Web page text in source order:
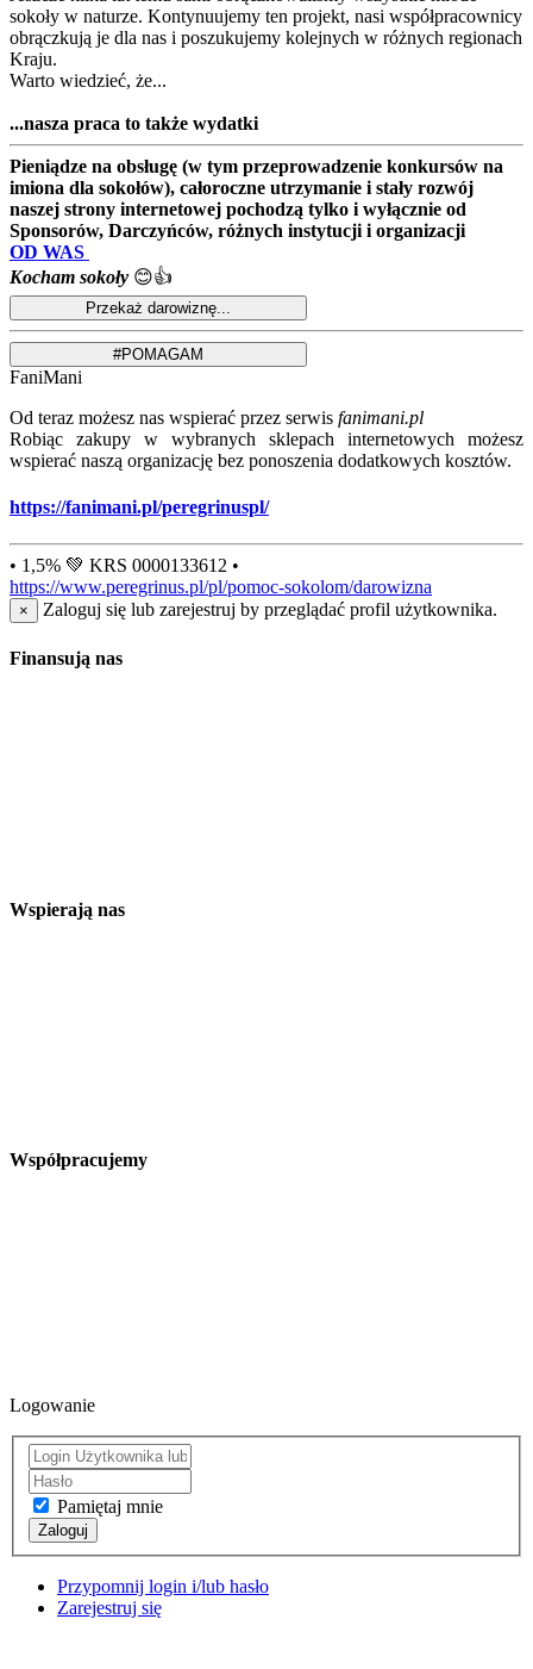
sokoły w naturze. Kontynuujemy ten projekt, nasi współpracownicy
obrączkują je dla nas i poszukujemy kolejnych w różnych regionach
Kraju.
Warto wiedzieć, że...
...nasza praca to także wydatki
Pieniądze na obsługę (w tym przeprowadzenie konkursów na
imiona dla sokołów), całoroczne utrzymanie i stały rozwój
naszej strony internetowej pochodzą tylko i wyłącznie od
Sponsorów, Darczyńców, różnych instytucji i organizacji
OD WAS
Kocham sokoły 😊👍
FaniMani
Od teraz możesz nas wspierać przez serwis fanimani.pl
Robiąc zakupy w wybranych sklepach internetowych możesz
wspierać naszą organizację bez ponoszenia dodatkowych kosztów.
https://fanimani.pl/peregrinuspl/
• 1,5% 💚 KRS 0000133612 •
https://www.peregrinus.pl/pl/pomoc-sokolom/darowizna
× Zaloguj się lub zarejestruj by przeglądać profil użytkownika.
Finansują nas
Wspierają nas
Współpracujemy
Logowanie
Pamiętaj mnie
Zaloguj
Przypomnij login i/lub hasło
Zarejestruj się